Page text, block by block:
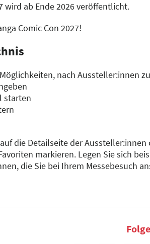
wird ab Ende 2026 veröffentlicht.
Comic Con 2027!
nach Aussteller:innen
starten
die Detailseite der
markieren. Legen Sie sich
die Sie bei Ihrem Messebesuch